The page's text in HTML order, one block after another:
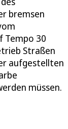
bremsen
Tempo 30
Straßen
aufgestellten
müssen.